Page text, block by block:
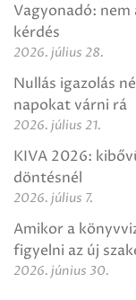
Vagyonadó: nem
kérdés
2026. július 28.
Nullás igazolás
napokat várni rá
2026. július 21.
KIVA 2026:
döntésnél
2026. július 7.
Amikor a
figyelni az új
2026. június 30.